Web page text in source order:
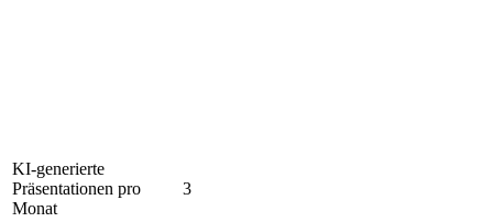
KI-generierte
Präsentationen pro
Monat
3